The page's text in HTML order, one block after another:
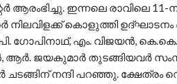
ആരംഭിച്ചു. ഇന്നലെ രാവിലെ
നിലവിളക്ക് കൊളുത്തി
ഗോപിനാഥ്, എം. വിജയന്‍,
ആര്‍. ജയകുമാര്‍ തുടങ്ങിയവര്‍
ചടങ്ങിന് നന്ദി പറഞ്ഞു. ക്ഷേത്രം